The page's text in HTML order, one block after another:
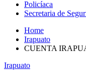
Policíaca
Secretaria de
Home
Irapuato
CUENTA
Irapuato